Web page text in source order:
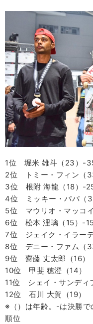
1位 堀米 雄斗（23）-
2位 トミー・フィン（
3位 根附 海龍（18）-
4位 ミッキー・パパ（
5位 マウリオ・マッコ
6位 松本 浬璃（15）-
7位 ジェイク・イラー
8位 デニー・ファム（
9位 齋藤 丈太郎（16）
10位 甲斐 穂澄（14）
11位 シェイ・サンディ
12位 石川 大賀（19）
※（）は年齢。-は決勝
順位